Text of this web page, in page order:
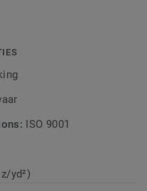
ISO 9001
yd²)